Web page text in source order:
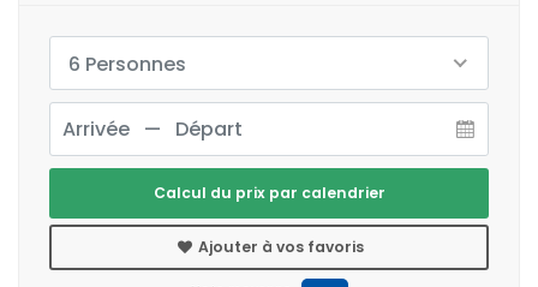
6 Personnes
Calcul du prix par calendrier
Ajouter à vos favoris